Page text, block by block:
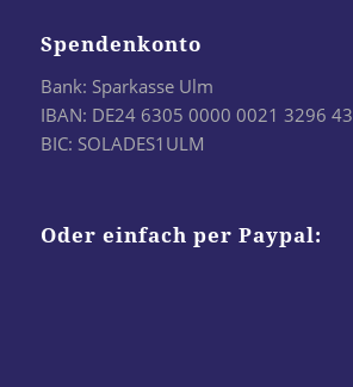
Spendenkonto
Bank: Sparkasse Ulm
IBAN: DE24 6305 0000 0021 3296 43
BIC: SOLADES1ULM
Oder einfach per Paypal: